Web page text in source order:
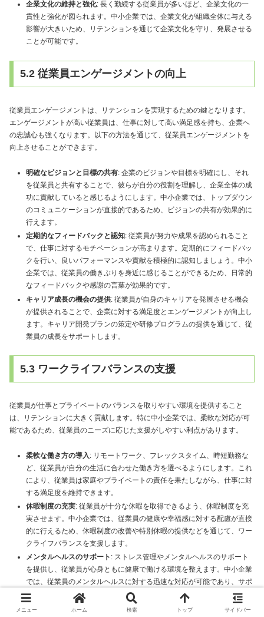
企業文化の維持と強化: 長く勤続する従業員が多いほど、企業文化の一
貫性と強化が図られます。中小企業では、企業文化が組織全体に与える
影響が大きいため、リテンションを通じて企業文化を守り、発展させる
ことが可能です。
5.2 従業員エンゲージメントの向上
従業員エンゲージメントは、リテンションを実現するための鍵となります。
エンゲージメントが高い従業員は、仕事に対して高い満足感を持ち、企業へ
の忠誠心も強くなります。以下の方法を通じて、従業員エンゲージメントを
向上させることができます。
明確なビジョンと目標の共有: 企業のビジョンや目標を明確にし、それ
を従業員と共有することで、彼らが自分の役割を理解し、企業全体の成
功に貢献していると感じるようにします。中小企業では、トップダウン
のコミュニケーションが直接的であるため、ビジョンの共有が効果的に
行えます。
定期的なフィードバックと認知: 従業員が努力や成果を認められること
で、仕事に対するモチベーションが高まります。定期的にフィードバッ
クを行い、良いパフォーマンスや貢献を積極的に認知しましょう。中小
企業では、従業員の働きぶりを身近に感じることができるため、日常的
なフィードバックや感謝の言葉が効果的です。
キャリア成長の機会の提供: 従業員が自身のキャリアを発展させる機会
が提供されることで、企業に対する満足度とエンゲージメントが向上し
ます。キャリア開発プランの策定や研修プログラムの提供を通じて、従
業員の成長をサポートします。
5.3 ワークライフバランスの支援
従業員が仕事とプライベートのバランスを取りやすい環境を提供すること
は、リテンションに大きく貢献します。特に中小企業では、柔軟な対応が可
能であるため、従業員のニーズに応じた支援がしやすい利点があります。
柔軟な働き方の導入 : リモートワーク、フレックスタイム、時短勤務な
ど、従業員が自分の生活に合わせた働き方を選べるようにします。これ
により、従業員は家庭やプライベートの責任を果たしながら、仕事に対
する満足度を維持できます。
休暇制度の充実: 従業員が十分な休暇を取得できるよう、休暇制度を充
実させます。中小企業では、従業員の健康や幸福感に対する配慮が直接
的に行えるため、休暇制度の改善や特別休暇の提供などを通じて、ワー
クライフバランスを支援します。
メンタルヘルスのサポート : ストレス管理やメンタルヘルスのサポート
を提供し、従業員が心身ともに健康で働ける環境を整えます。中小企業
では、従業員のメンタルヘルスに対する迅速な対応が可能であり、サポ
ートプログラムやカウンセリングの導入が効果的です。
メニュー ホーム 検索 トップ サイドバー